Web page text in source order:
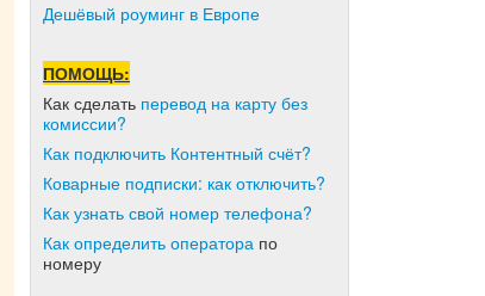
Дешёвый роуминг в Европе
ПОМОЩЬ:
Как сделать перевод на карту без
комиссии?
Как подключить Контентный счёт?
Коварные подписки: как отключить?
Как узнать свой номер телефона?
Как определить оператора по
номеру